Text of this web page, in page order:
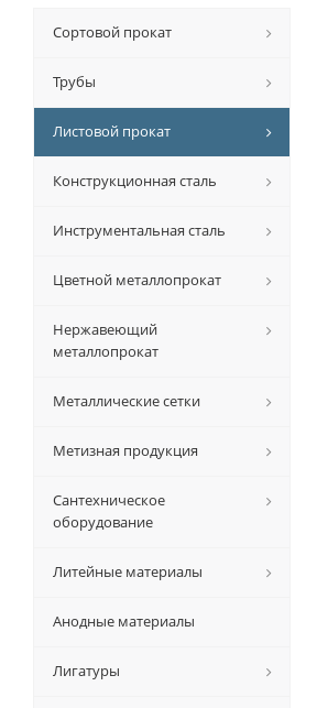
Сортовой прокат
Трубы
Листовой прокат
Конструкционная сталь
Инструментальная сталь
Цветной металлопрокат
Нержавеющий
металлопрокат
Металлические сетки
Метизная продукция
Сантехническое
оборудование
Литейные материалы
Анодные материалы
Лигатуры